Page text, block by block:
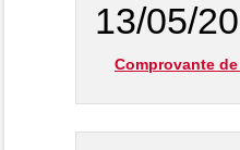
13/05/
Comprovante